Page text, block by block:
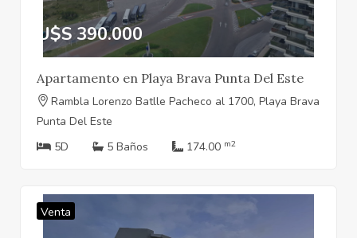
U$S 390.000
Apartamento en Playa Brava Punta Del Este
Rambla Lorenzo Batlle Pacheco al 1700, Playa Brava
Punta Del Este
5D
5 Baños 174.00 m2
Venta